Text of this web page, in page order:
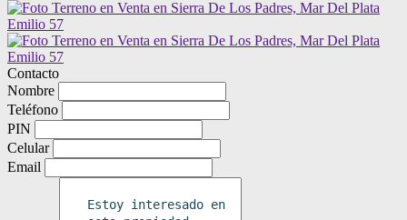
Contacto
Nombre
Teléfono
PIN
Celular
Email